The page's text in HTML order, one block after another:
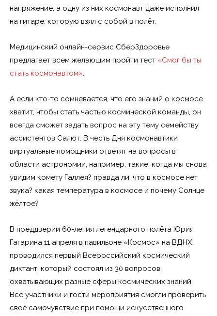
напряжение, а одну из них космонавт даже исполнил
на гитаре, которую взял с собой в полёт.
Медицинский онлайн-сервис СберЗдоровье
предлагает всем желающим пройти тест «Смог бы ты
стать космонавтом».
А если кто-то сомневается, что его знаний о космосе
хватит, чтобы стать частью космической команды, он
всегда сможет задать вопрос на эту тему семейству
ассистентов Салют. В честь Дня космонавтики
виртуальные помощники ответят на вопросы в
области астрономии, например, такие: когда мы снова
увидим комету Галлея? правда ли, что в космосе нет
звука? какая температура в космосе и почему Солнце
жёлтое?
В преддверии 60-летия легендарного полёта Юрия
Гагарина 11 апреля в павильоне «Космос» на ВДНХ
проводился первый Всероссийский космический
диктант, который состоял из 30 вопросов,
охватывающих разные сферы космических знаний.
Все участники и гости мероприятия смогли проверить
своё самочувствие при помощи искусственного